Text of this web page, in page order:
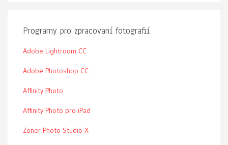
Programy pro zpracovaní fotografií
Adobe Lightroom CC
Adobe Photoshop CC
Affinity Photo
Affinity Photo pro iPad
Zoner Photo Studio X